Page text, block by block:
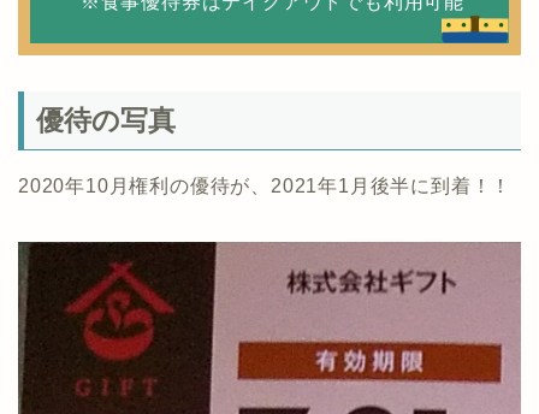
優待の写真
2020年10月権利の優待が、2021年1月後半に到着！！